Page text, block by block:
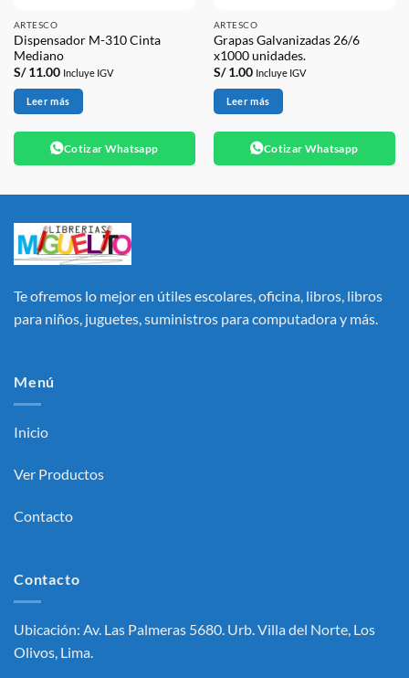
ARTESCO
Dispensador M-310 Cinta
Mediano
S/11.00 Incluye IGV
Leer más
Cotizar Whatsapp
ARTESCO
Grapas Galvanizadas 26/6
x1000 unidades.
S/1.00 Incluye IGV
Leer más
Cotizar Whatsapp
Te ofremos lo mejor en útiles escolares, oficina, libros, libros
para niños, juguetes, suministros para computadora y más.
Menú
Inicio
Ver Productos
Contacto
Contacto
Ubicación: Av. Las Palmeras 5680. Urb. Villa del Norte, Los
Olivos, Lima.